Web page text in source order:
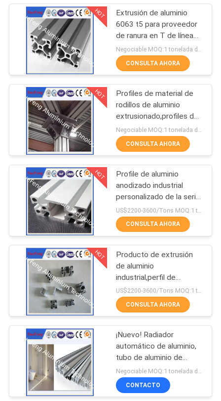
PRIVACY
POLICY
Marco solar de
aluminio
Partes de aluminio
de fundición a
presión
Partes de aluminio
para el mecanizado
CNC
HOT
Extrusión de aluminio
6063 t5 para proveedor
de ranura en T de línea
de montaje, perfiles
industriales de aluminio
CONSULTA AHORA
HOT
Profiles de material de
rodillos de aluminio
extrusionado,profiles de
aluminio anodizado
anodizado
CONSULTA AHORA
HOT
Profile de aluminio
anodizado industrial
personalizado de la serie
6000
CONSULTA AHORA
HOT
Producto de extrusión
de aluminio
industrial,perfil de
aluminio industrial
personalizado,OEM
US$2200-3600/Tons MOQ:1 tonelada después de confirmar las muestras
CONSULTA AHORA
¡Nuevo! Radiador
automático de aluminio,
tubo de aluminio de
pared delgada, perfiles
de canal LED de aluminio
Negociable MOQ:1 tonelada después de confirmar las muestras
CONTACTO